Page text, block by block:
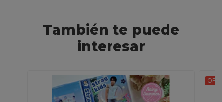
También te puede
interesar